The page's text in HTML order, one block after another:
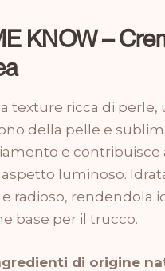
KNOW –
texture ricca di
della pelle e
e contribuisce
luminoso.
radioso, rendendola
base per il trucco.
di origine